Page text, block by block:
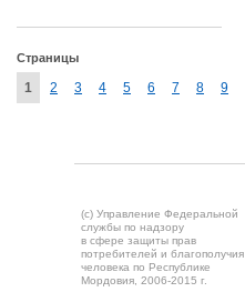
Страницы
1 2 3 4 5 6 7 8 9
(c) Управление Федеральной
службы по надзору
в сфере защиты прав
потребителей и благополучия
человека по Республике
Мордовия, 2006-2015 г.